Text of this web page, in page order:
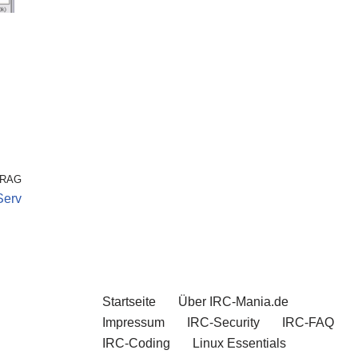
Startseite
Über IRC-Mania.de
Impressum
IRC-Security
IRC-FAQ
IRC-Coding
Linux Essentials